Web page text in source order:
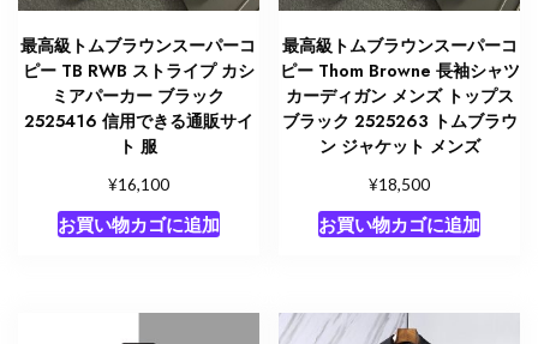
最高級トムブラウンスーパーコ
ピー TB RWB ストライプ カシ
ミアパーカー ブラック
2525416 信用できる通販サイ
ト 服
¥16,100
お買い物カゴに追加
最高級トムブラウンスーパーコ
ピー Thom Browne 長袖シャツ
カーディガン メンズ トップス
ブラック 2525263 トムブラウ
ン ジャケット メンズ
¥18,500
お買い物カゴに追加